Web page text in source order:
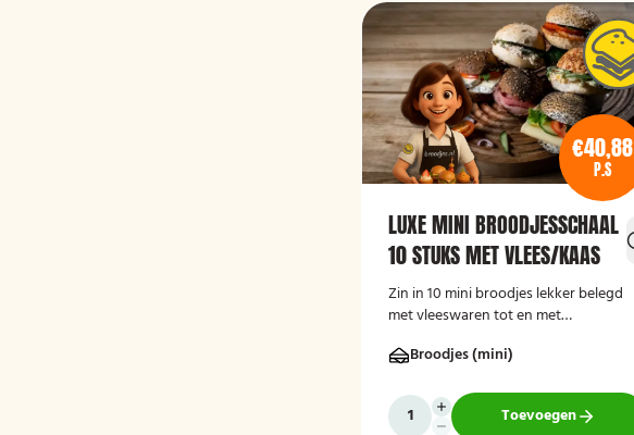
€40,88
P.S
LUXE MINI BROODJESSCHAAL
10 STUKS MET VLEES/KAAS
Zin in 10 mini broodjes lekker belegd
met vleeswaren tot en met
deze luxe broodschaal 10 stuks!
Broodjes (mini)
Toevoegen